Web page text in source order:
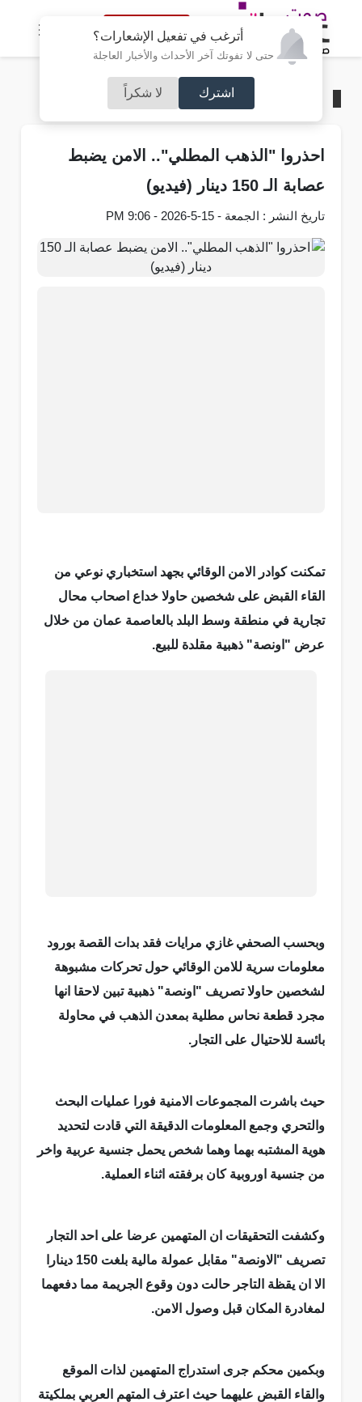
أترغب في تفعيل الإشعارات؟
حتى لا تفوتك آخر الأحداث والأخبار العاجلة
اشترك لا شكراً
النسخة الكاملة
محليات
احذروا "الذهب المطلي".. الامن يضبط
عصابة الـ 150 دينار (فيديو)
تاريخ النشر : الجمعة - 15-5-2026 - 9:06 PM
تمكنت كوادر الامن الوقائي بجهد استخباري نوعي من
القاء القبض على شخصين حاولا خداع اصحاب محال
تجارية في منطقة وسط البلد بالعاصمة عمان من خلال
عرض "اونصة" ذهبية مقلدة للبيع.
وبحسب الصحفي غازي مرايات فقد بدات القصة بورود
معلومات سرية للامن الوقائي حول تحركات مشبوهة
لشخصين حاولا تصريف "اونصة" ذهبية تبين لاحقا انها
مجرد قطعة نحاس مطلية بمعدن الذهب في محاولة
بائسة للاحتيال على التجار.
حيث باشرت المجموعات الامنية فورا عمليات البحث
والتحري وجمع المعلومات الدقيقة التي قادت لتحديد
هوية المشتبه بهما وهما شخص يحمل جنسية عربية واخر
من جنسية اوروبية كان برفقته اثناء العملية.
وكشفت التحقيقات ان المتهمين عرضا على احد التجار
تصريف "الاونصة" مقابل عمولة مالية بلغت 150 دينارا
الا ان يقظة التاجر حالت دون وقوع الجريمة مما دفعهما
لمغادرة المكان قبل وصول الامن.
وبكمين محكم جرى استدراج المتهمين لذات الموقع
والقاء القبض عليهما حيث اعترف المتهم العربي بملكيتة